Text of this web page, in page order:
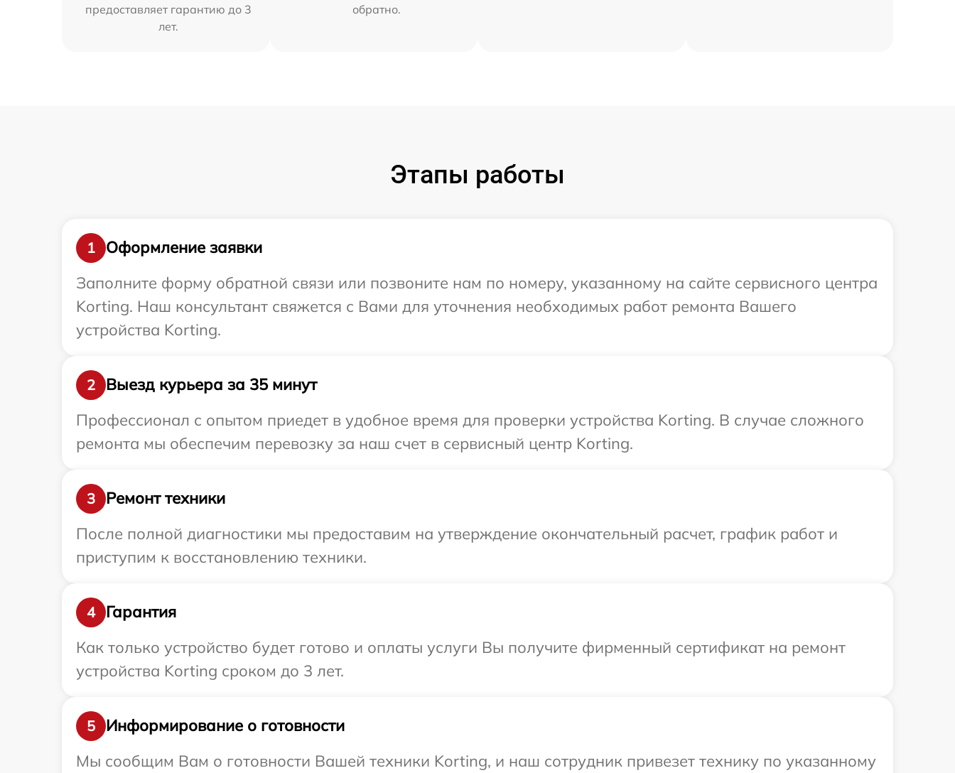
предоставляет гарантию до 3
лет.
обратно.
Этапы работы
1
Оформление заявки
Заполните форму обратной связи или позвоните нам по номеру, указанному на сайте сервисного центра
Korting. Наш консультант свяжется с Вами для уточнения необходимых работ ремонта Вашего
устройства Korting.
2
Выезд курьера за 35 минут
Профессионал с опытом приедет в удобное время для проверки устройства Korting. В случае сложного
ремонта мы обеспечим перевозку за наш счет в сервисный центр Korting.
3
Ремонт техники
После полной диагностики мы предоставим на утверждение окончательный расчет, график работ и
приступим к восстановлению техники.
4
Гарантия
Как только устройство будет готово и оплаты услуги Вы получите фирменный сертификат на ремонт
устройства Korting сроком до 3 лет.
5
Информирование о готовности
Мы сообщим Вам о готовности Вашей техники Korting, и наш сотрудник привезет технику по указанному